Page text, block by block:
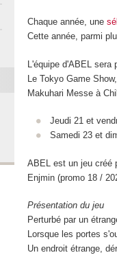
Chaque année, une
Cette année, parmi
L'équipe d'ABEL
Le Tokyo Game
Makuhari Messe à
Jeudi 21 et
Samedi 23 et
ABEL est un jeu créé
Enjmin (promo 18 /
Présentation du jeu
Perturbé par un
Lorsque les portes
Un endroit étrange,